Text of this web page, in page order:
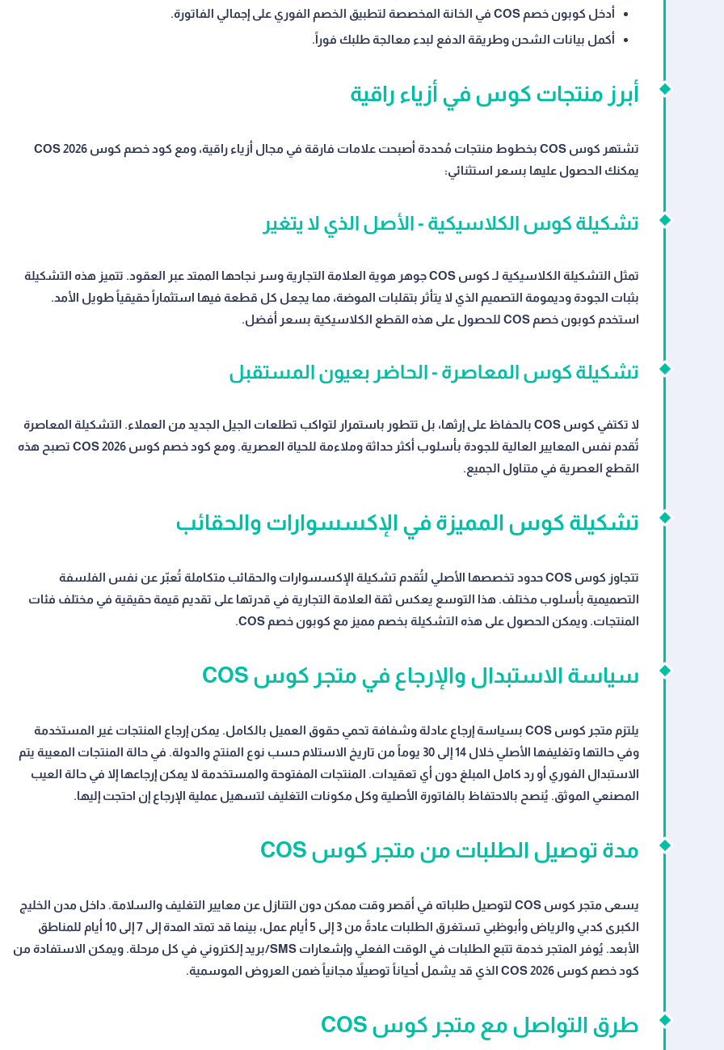
أدخل كوبون خصم COS في الخانة المخصصة لتطبيق الخصم الفوري على إجمالي الفاتورة.
أكمل بيانات الشحن وطريقة الدفع لبدء معالجة طلبك فوراً.
أبرز منتجات كوس في أزياء راقية
تشتهر كوس COS بخطوط منتجات مُحددة أصبحت علامات فارقة في مجال أزياء راقية، ومع كود خصم كوس COS 2026
يمكنك الحصول عليها بسعر استثنائي:
تشكيلة كوس الكلاسيكية - الأصل الذي لا يتغير
تمثل التشكيلة الكلاسيكية لـ كوس COS جوهر هوية العلامة التجارية وسر نجاحها الممتد عبر العقود. تتميز هذه التشكيلة
بثبات الجودة وديمومة التصميم الذي لا يتأثر بتقلبات الموضة، مما يجعل كل قطعة فيها استثماراً حقيقياً طويل الأمد.
استخدم كوبون خصم COS للحصول على هذه القطع الكلاسيكية بسعر أفضل.
تشكيلة كوس المعاصرة - الحاضر بعيون المستقبل
لا تكتفي كوس COS بالحفاظ على إرثها، بل تتطور باستمرار لتواكب تطلعات الجيل الجديد من العملاء. التشكيلة المعاصرة
تُقدم نفس المعايير العالية للجودة بأسلوب أكثر حداثة وملاءمة للحياة العصرية. ومع كود خصم كوس COS 2026 تصبح هذه
القطع العصرية في متناول الجميع.
تشكيلة كوس المميزة في الإكسسوارات والحقائب
تتجاوز كوس COS حدود تخصصها الأصلي لتُقدم تشكيلة الإكسسوارات والحقائب متكاملة تُعبّر عن نفس الفلسفة
التصميمية بأسلوب مختلف. هذا التوسع يعكس ثقة العلامة التجارية في قدرتها على تقديم قيمة حقيقية في مختلف فئات
المنتجات. ويمكن الحصول على هذه التشكيلة بخصم مميز مع كوبون خصم COS.
سياسة الاستبدال والإرجاع في متجر كوس COS
يلتزم متجر كوس COS بسياسة إرجاع عادلة وشفافة تحمي حقوق العميل بالكامل. يمكن إرجاع المنتجات غير المستخدمة
وفي حالتها وتغليفها الأصلي خلال 14 إلى 30 يوماً من تاريخ الاستلام حسب نوع المنتج والدولة. في حالة المنتجات المعيبة يتم
الاستبدال الفوري أو رد كامل المبلغ دون أي تعقيدات. المنتجات المفتوحة والمستخدمة لا يمكن إرجاعها إلا في حالة العيب
المصنعي الموثق. يُنصح بالاحتفاظ بالفاتورة الأصلية وكل مكونات التغليف لتسهيل عملية الإرجاع إن احتجت إليها.
مدة توصيل الطلبات من متجر كوس COS
يسعى متجر كوس COS لتوصيل طلباته في أقصر وقت ممكن دون التنازل عن معايير التغليف والسلامة. داخل مدن الخليج
الكبرى كدبي والرياض وأبوظبي تستغرق الطلبات عادةً من 3 إلى 5 أيام عمل، بينما قد تمتد المدة إلى 7 إلى 10 أيام للمناطق
الأبعد. يُوفر المتجر خدمة تتبع الطلبات في الوقت الفعلي وإشعارات SMS/بريد إلكتروني في كل مرحلة. ويمكن الاستفادة من
كود خصم كوس COS 2026 الذي قد يشمل أحياناً توصيلاً مجانياً ضمن العروض الموسمية.
طرق التواصل مع متجر كوس COS